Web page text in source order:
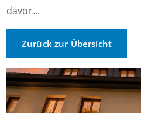
davor...
Zurück zur Übersicht